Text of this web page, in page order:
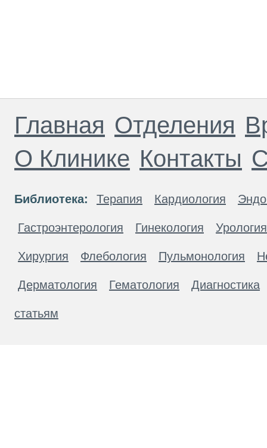
Главная Отделения
О Клинике Контакты
Библиотека: Терапия Кардиология
Гастроэнтерология Гинекология Урология
Хирургия Флебология Пульмонология
Дерматология Гематология Диагностика
статьям